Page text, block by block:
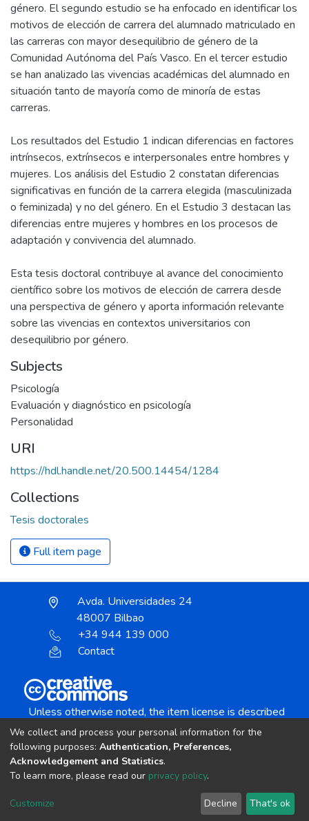
género. El segundo estudio se ha enfocado en identificar los
motivos de elección de carrera del alumnado matriculado en
las carreras con mayor desequilibrio de género de la
Comunidad Autónoma del País Vasco. En el tercer estudio
se han analizado las vivencias académicas del alumnado en
situación tanto de mayoría como de minoría de estas
carreras.
Los resultados del Estudio 1 indican diferencias en factores
intrínsecos, extrínsecos e interpersonales entre hombres y
mujeres. Los análisis del Estudio 2 constatan diferencias
significativas en función de la carrera elegida (masculinizada
o feminizada) y no del género. En el Estudio 3 destacan las
diferencias entre mujeres y hombres en los procesos de
adaptación y convivencia del alumnado.
Esta tesis doctoral contribuye al avance del conocimiento
científico sobre los motivos de elección de carrera desde
una perspectiva de género y aporta información relevante
sobre las vivencias en contextos universitarios con
desequilibrio por género.
Subjects
Psicología
Evaluación y diagnóstico en psicología
Personalidad
URI
https://hdl.handle.net/20.500.14454/1284
Collections
Tesis doctorales
Full item page
Avda. Universidades 24
48007 Bilbao
+34 944 139 000
Contact
Unless otherwise noted, the item license is described
Creative Commons Attribution-NonCommercial-
copyright © 2002-2026 LYRASIS
Cookie settings Send Feedback
We collect and process your personal information for the
following purposes: Authentication, Preferences,
Acknowledgement and Statistics.
To learn more, please read our privacy policy.
Customize Decline That's ok